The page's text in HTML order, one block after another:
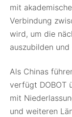
mit
Verbindung
wird, um die
auszubilden
Als Chinas
verfügt DOBOT
mit
und weiteren